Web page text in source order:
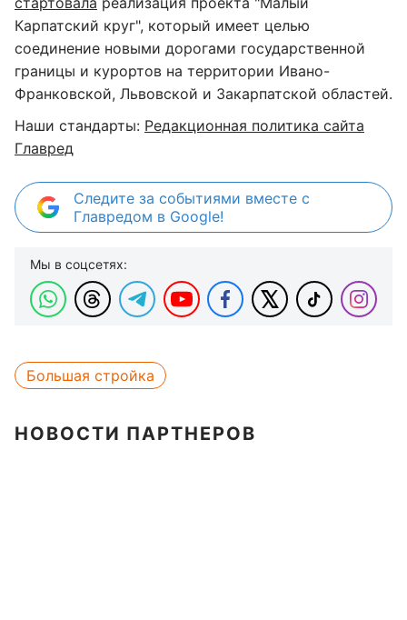
Карпатский круг", который имеет целью
соединение новыми дорогами государственной
границы и курортов на территории Ивано-
Франковской, Львовской и Закарпатской областей.
Наши стандарты: Редакционная политика сайта
Главред
Следите за событиями вместе с
Главредом в Google!
Мы в соцсетях:
Большая стройка
НОВОСТИ ПАРТНЕРОВ